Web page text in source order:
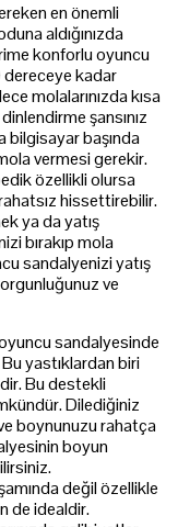
en önemli
aldığınızda
konforlu oyuncu
kadar
molalarınızda kısa
şansınız
bilgisayar başında
vermesi gerekir.
özellikli olursa
hissettirebilir.
ya da yatış
bırakıp mola
sandalyenizi yatış
ve
sandalyesinde
yastıklardan biri
Bu destekli
Dilediğiniz
boynunuzu rahatça
boyun
değil özellikle
de idealdir.